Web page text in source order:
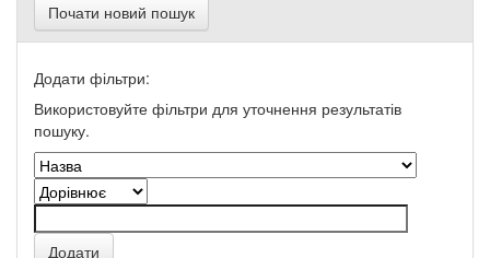
Почати новий пошук
Додати фільтри:
Використовуйте фільтри для уточнення результатів
пошуку.